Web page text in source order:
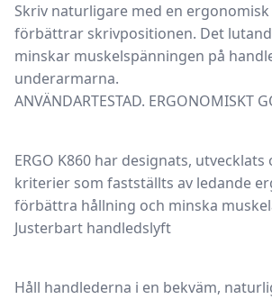
Skriv naturligare med en
förbättrar skrivpositionen. Det
minskar muskelspänningen på
underarmarna.
ANVÄNDARTESTAD. ERGONOMISKT
ERGO K860 har designats,
kriterier som fastställts av ledande
förbättra hållning och minska
Justerbart handledslyft
Håll handlederna i en bekväm,